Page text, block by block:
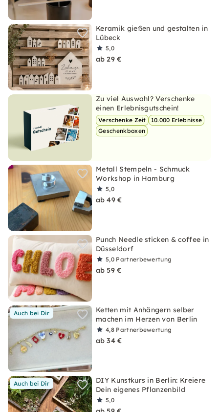
Keramik gießen und gestalten in
Lübeck
5,0
ab 29 €
Zu viel Auswahl? Verschenke
einen Erlebnisgutschein!
Verschenke Zeit
10.000 Erlebnisse
Geschenkboxen
Metall Stempeln - Schmuck
Workshop in Hamburg
5,0
ab 49 €
Punch Needle sticken & coffee in
Düsseldorf
5,0 Partnerbewertung
ab 59 €
Auch bei Dir
Ketten mit Anhängern selber
machen im Herzen von Berlin
4,8 Partnerbewertung
ab 34 €
Auch bei Dir
DIY Kunstkurs in Berlin: Kreiere
Dein eigenes Pflanzenbild
5,0